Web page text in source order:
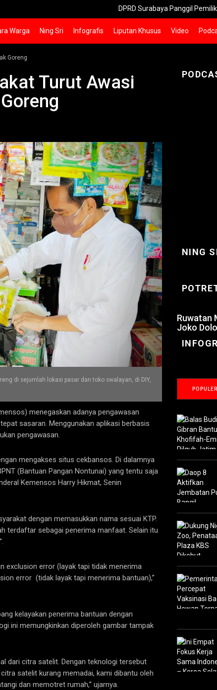
DPRD Surabaya Panggil Pemilik Mal
Warga Ning Sri Infografis Liputan Khusus Video
Goreng
Turut Awasi
di sejumlah lokasi pasar dan toko swalayan, di DIY,
menegaskan adanya pengawasan
sasaran. Menggunakan aplikasi berbasis
pengawasan.
mengakses situs cekbansos. Di dalamnya
(Bantuan Pangan Nontunai) yang tentu saja
Kemensos Harry Hikmat, Senin
dengan memasukkan nama sesuai KTP.
terdaftar sebagai penerima manfaat. Selain itu
exclusion error (layak tapi tidak menerima
error (tidak layak tapi menerima bantuan),”
kelayakan penerima bantuan dengan
ini memungkinkan diperoleh gambar tampak
dari citra satelit. Dengan teknologi tersebut
satelit kurang memadai, kami dibantu oleh
dan memotret rumah,” ujarnya.
NING
Ruwatan
Joko
POPULER